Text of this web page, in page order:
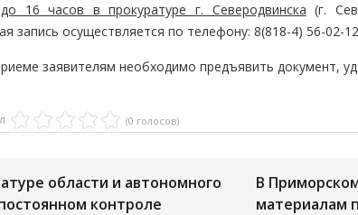
16 часов в прокуратуре г. Северодвинска (г.
запись осуществляется по телефону: 8(818-4) 56-02-
заявителям необходимо предъявить документ,
(0 голосов)
области и автономного
контроле
В
материалам